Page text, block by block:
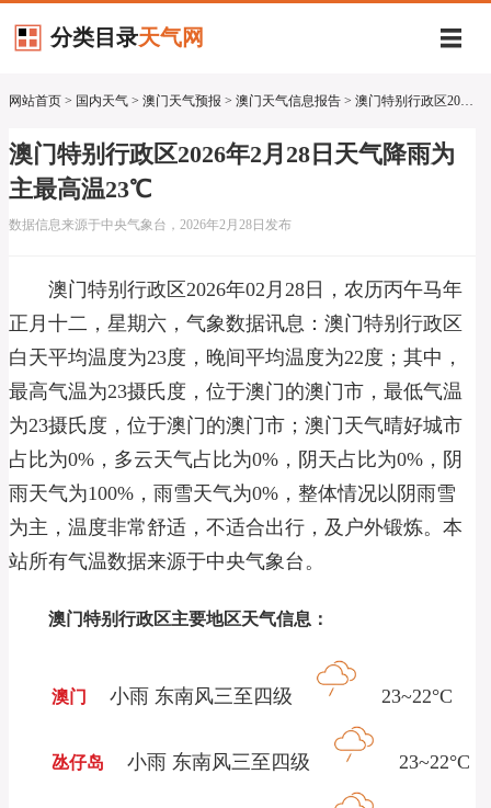
分类目录天气网
网站首页 > 国内天气 > 澳门天气预报 > 澳门天气信息报告 > 澳门特别行政区2026年2月28日天气降雨为主最高温23℃
澳门特别行政区2026年2月28日天气降雨为
主最高温23℃
数据信息来源于中央气象台，2026年2月28日发布
澳门特别行政区2026年02月28日，农历丙午马年
正月十二，星期六，气象数据讯息：澳门特别行政区
白天平均温度为23度，晚间平均温度为22度；其中，
最高气温为23摄氏度，位于澳门的澳门市，最低气温
为23摄氏度，位于澳门的澳门市；澳门天气晴好城市
占比为0%，多云天气占比为0%，阴天占比为0%，阴
雨天气为100%，雨雪天气为0%，整体情况以阴雨雪
为主，温度非常舒适，不适合出行，及户外锻炼。本
站所有气温数据来源于中央气象台。
澳门特别行政区主要地区天气信息：
澳门 小雨 东南风三至四级 23~22°C
氹仔岛 小雨 东南风三至四级 23~22°C